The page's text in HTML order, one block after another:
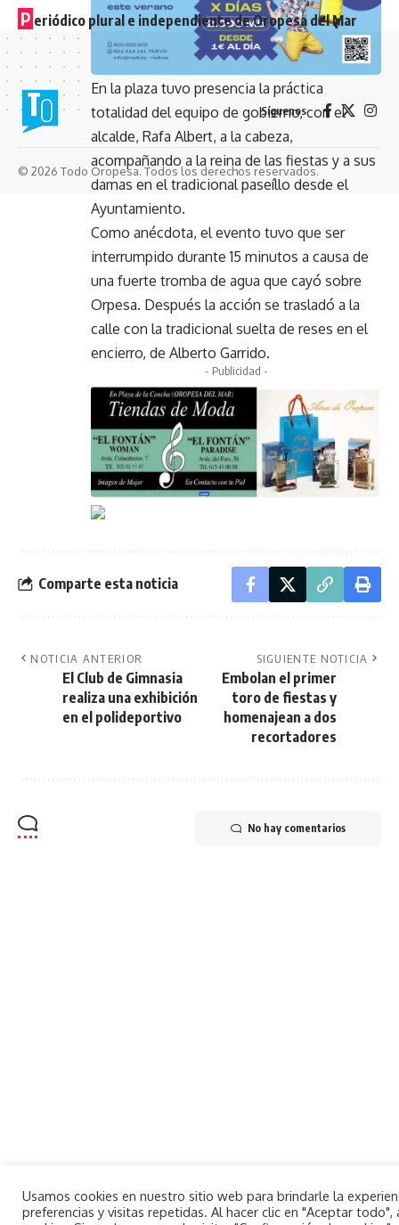
En la plaza tuvo presencia la práctica
totalidad del equipo de gobierno, con el
alcalde, Rafa Albert, a la cabeza,
acompañando a la reina de las fiestas y a sus
damas en el tradicional paseíllo desde el
Ayuntamiento.
Como anécdota, el evento tuvo que ser
interrumpido durante 15 minutos a causa de
una fuerte tromba de agua que cayó sobre
Orpesa. Después la acción se trasladó a la
calle con la tradicional suelta de reses en el
encierro, de Alberto Garrido.
- Publicidad -
Comparte esta noticia
NOTICIA ANTERIOR
El Club de Gimnasia
realiza una exhibición
en el polideportivo
SIGUIENTE NOTICIA
Embolan el primer
toro de fiestas y
homenajean a dos
recortadores
No hay comentarios
P eriódico plural e independiente de Oropesa del Mar
Síguenos
© 2026 Todo Oropesa. Todos los derechos reservados.
Usamos cookies en nuestro sitio web para brindarle la
preferencias y visitas repetidas. Al hacer clic en "Aceptar